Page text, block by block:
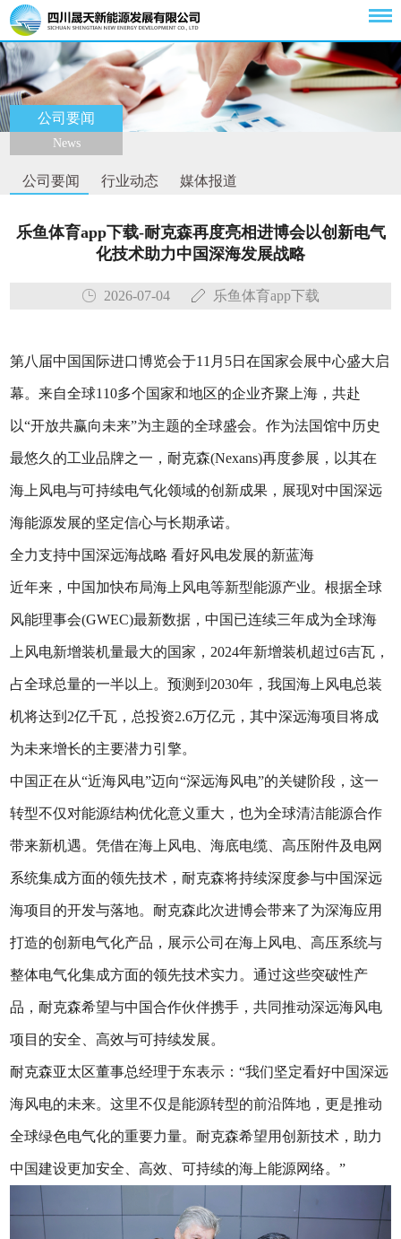
公司要闻
News
公司要闻 行业动态 媒体报道
乐鱼体育app下载-耐克森再度亮相进博会以创新电气
化技术助力中国深海发展战略
2026-07-04 乐鱼体育app下载
第八届中国国际进口博览会于11月5日在国家会展中心盛大启
幕。来自全球110多个国家和地区的企业齐聚上海，共赴
以“开放共赢向未来”为主题的全球盛会。作为法国馆中历史
最悠久的工业品牌之一，耐克森(Nexans)再度参展，以其在
海上风电与可持续电气化领域的创新成果，展现对中国深远
海能源发展的坚定信心与长期承诺。
全力支持中国深远海战略 看好风电发展的新蓝海
近年来，中国加快布局海上风电等新型能源产业。根据全球
风能理事会(GWEC)最新数据，中国已连续三年成为全球海
上风电新增装机量最大的国家，2024年新增装机超过6吉瓦，
占全球总量的一半以上。预测到2030年，我国海上风电总装
机将达到2亿千瓦，总投资2.6万亿元，其中深远海项目将成
为未来增长的主要潜力引擎。
中国正在从“近海风电”迈向“深远海风电”的关键阶段，这一
转型不仅对能源结构优化意义重大，也为全球清洁能源合作
带来新机遇。凭借在海上风电、海底电缆、高压附件及电网
系统集成方面的领先技术，耐克森将持续深度参与中国深远
海项目的开发与落地。耐克森此次进博会带来了为深海应用
打造的创新电气化产品，展示公司在海上风电、高压系统与
整体电气化集成方面的领先技术实力。通过这些突破性产
品，耐克森希望与中国合作伙伴携手，共同推动深远海风电
项目的安全、高效与可持续发展。
耐克森亚太区董事总经理于东表示：“我们坚定看好中国深远
海风电的未来。这里不仅是能源转型的前沿阵地，更是推动
全球绿色电气化的重要力量。耐克森希望用创新技术，助力
中国建设更加安全、高效、可持续的海上能源网络。”